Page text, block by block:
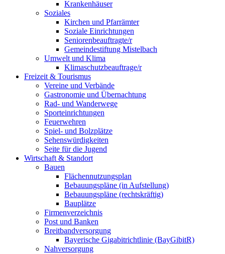
Krankenhäuser
Soziales
Kirchen und Pfarrämter
Soziale Einrichtungen
Seniorenbeauftragte/r
Gemeindestiftung Mistelbach
Umwelt und Klima
Klimaschutzbeauftrage/r
Freizeit & Tourismus
Vereine und Verbände
Gastronomie und Übernachtung
Rad- und Wanderwege
Sporteinrichtungen
Feuerwehren
Spiel- und Bolzplätze
Sehenswürdigkeiten
Seite für die Jugend
Wirtschaft & Standort
Bauen
Flächennutzungsplan
Bebauungspläne (in Aufstellung)
Bebauungspläne (rechtskräftig)
Bauplätze
Firmenverzeichnis
Post und Banken
Breitbandversorgung
Bayerische Gigabitrichtlinie (BayGibitR)
Nahversorgung